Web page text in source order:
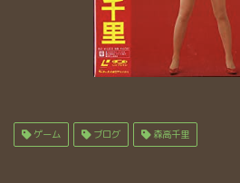
ゲーム ブログ 森高千里